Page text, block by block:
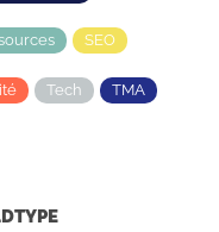
SEO
Tech TMA